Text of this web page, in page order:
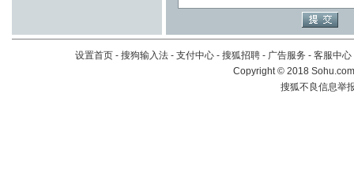
设置首页 - 搜狗输入法 - 支付中心 - 搜狐招聘 - 广告服务 - 客服中心
Copyright©2018
搜狐不良信息举